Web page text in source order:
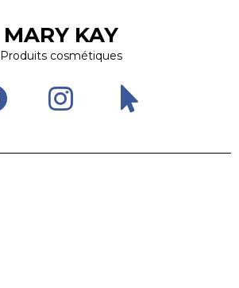
MARY KAY
Produits cosmétiques